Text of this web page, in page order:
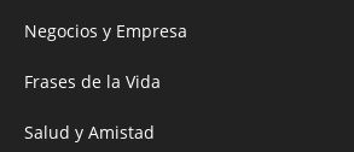
Negocios y Empresa
Frases de la Vida
Salud y Amistad